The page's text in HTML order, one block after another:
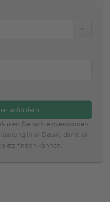
Sie sich einverstanden
Ihrer Daten, damit wir
finden können.